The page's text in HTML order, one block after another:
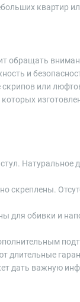
квартир
обращать
и
или
Натуральное
скреплены.
для обивки и
длительные
дать важную